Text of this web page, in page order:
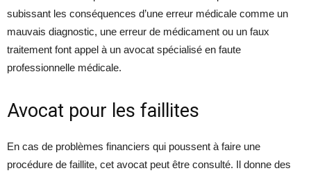
subissant les conséquences d’une erreur médicale comme un
mauvais diagnostic, une erreur de médicament ou un faux
traitement font appel à un avocat spécialisé en faute
professionnelle médicale.
Avocat pour les faillites
En cas de problèmes financiers qui poussent à faire une
procédure de faillite, cet avocat peut être consulté. Il donne des